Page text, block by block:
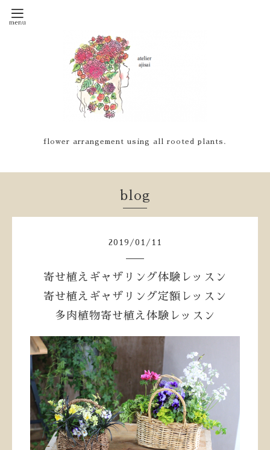
flower arrangement using all rooted plants.
blog
2019 /01 / 11
寄せ植えギャザリング体験レッスン
寄せ植えギャザリング定額レッスン
多肉植物寄せ植え体験レッスン